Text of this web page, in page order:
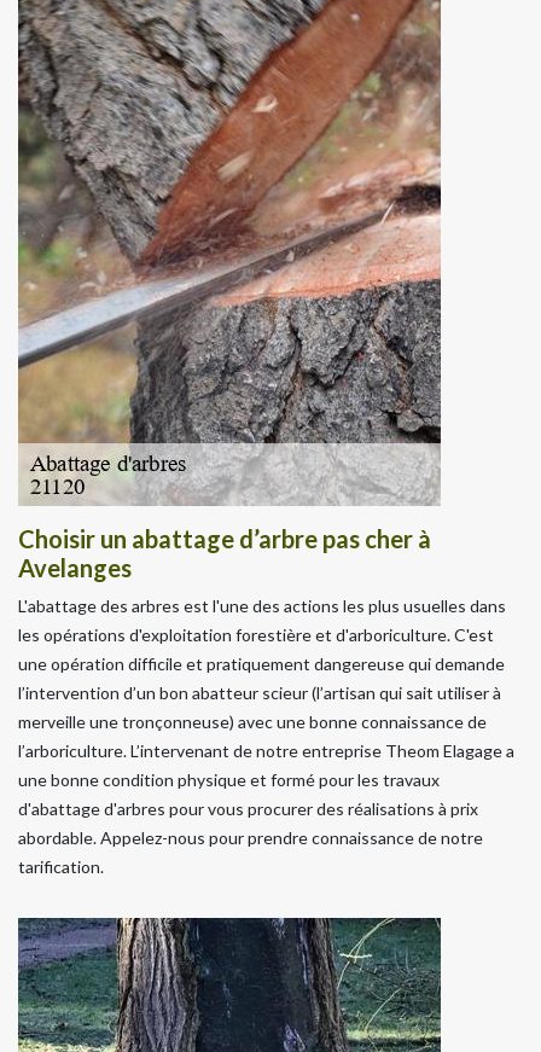
Choisir un abattage d’arbre pas cher à
Avelanges
L'abattage des arbres est l'une des actions les plus usuelles dans
les opérations d'exploitation forestière et d'arboriculture. C'est
une opération difficile et pratiquement dangereuse qui demande
l’intervention d’un bon abatteur scieur (l’artisan qui sait utiliser à
merveille une tronçonneuse) avec une bonne connaissance de
l’arboriculture. L’intervenant de notre entreprise Theom Elagage a
une bonne condition physique et formé pour les travaux
d'abattage d'arbres pour vous procurer des réalisations à prix
abordable. Appelez-nous pour prendre connaissance de notre
tarification.